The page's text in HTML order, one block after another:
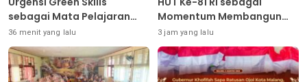
sebagai Mata Pelajaran
Umum Baru pada Kurikulum
SMK Pariwisata,
Perhotelan, dan UPW
36 menit yang lalu
Momentum Membangun
Kolaborasi yang Lebih Kuat
di Kemkomdigi
3 jam yang lalu